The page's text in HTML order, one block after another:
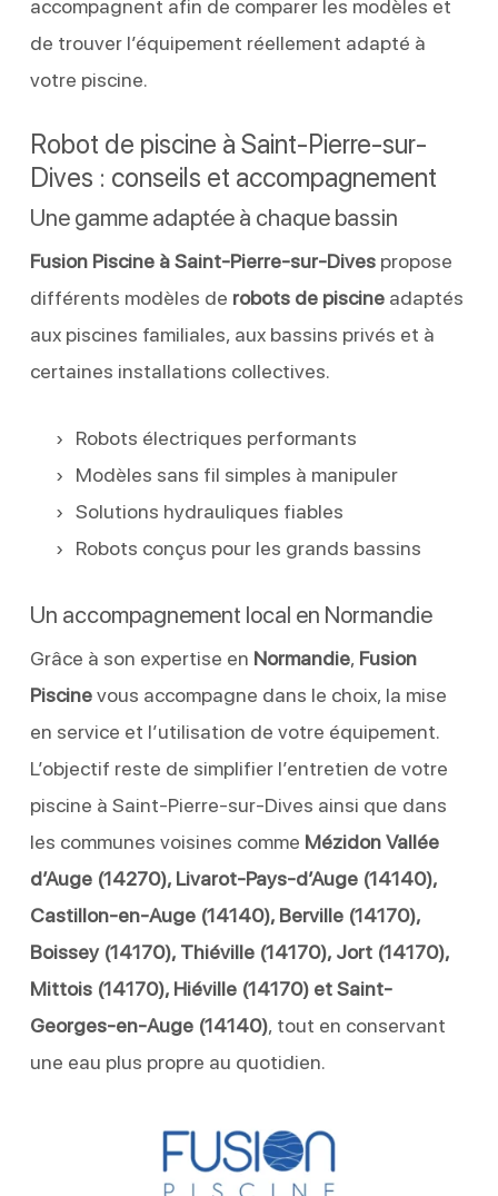
accompagnent afin de comparer les modèles et
de trouver l’équipement réellement adapté à
votre piscine.
Robot de piscine à Saint-Pierre-sur-
Dives : conseils et accompagnement
Une gamme adaptée à chaque bassin
Fusion Piscine à Saint-Pierre-sur-Divespropose
différents modèles de robots de piscineadaptés
aux piscines familiales, aux bassins privés et à
certaines installations collectives.
Robots électriques performants
Modèles sans fil simples à manipuler
Solutions hydrauliques fiables
Robots conçus pour les grands bassins
Un accompagnement local en Normandie
Grâce à son expertise en Normandie, Fusion
Piscinevous accompagne dans le choix, la mise
en service et l’utilisation de votre équipement.
L’objectif reste de simplifier l’entretien de votre
piscine à Saint-Pierre-sur-Dives ainsi que dans
les communes voisines comme Mézidon Vallée
d’Auge (14270), Livarot-Pays-d’Auge (14140),
Castillon-en-Auge (14140), Berville (14170),
Boissey (14170), Thiéville (14170), Jort (14170),
Mittois (14170), Hiéville (14170) et Saint-
Georges-en-Auge (14140), tout en conservant
une eau plus propre au quotidien.